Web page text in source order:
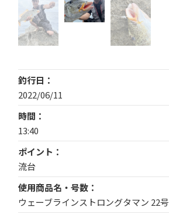
釣行日
2022/06/11
時間
13:40
ポイント
流台
使用商品名・号数
ウェーブラインストロングタマン 22号